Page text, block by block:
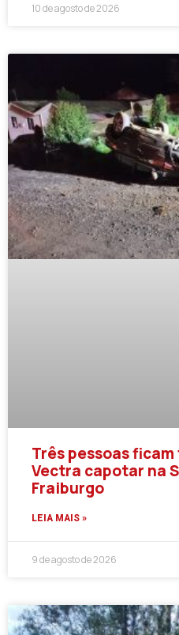
10 de agosto de 2026
Três pessoas
Vectra capotar na
Fraiburgo
LEIA MAIS »
9 de agosto de 2026